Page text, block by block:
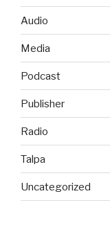
Audio
Media
Podcast
Publisher
Radio
Talpa
Uncategorized